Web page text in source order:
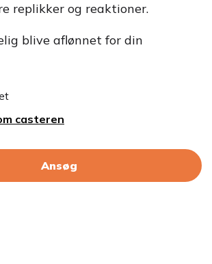
replikker og reaktioner.
blive aflønnet for din
casteren
Ansøg